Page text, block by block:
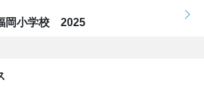
岡小学校 2025